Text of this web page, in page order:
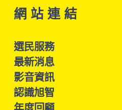
網 站 連 結
選民服務
最新消息
影音資訊
認識旭智